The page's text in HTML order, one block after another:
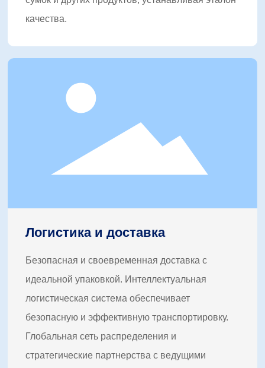
качества.
Логистика и доставка
Безопасная и своевременная доставка с
идеальной упаковкой. Интеллектуальная
логистическая система обеспечивает
безопасную и эффективную транспортировку.
Глобальная сеть распределения и
стратегические партнерства с ведущими